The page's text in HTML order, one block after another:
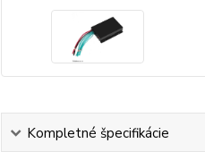
Kompletné špecifikácie